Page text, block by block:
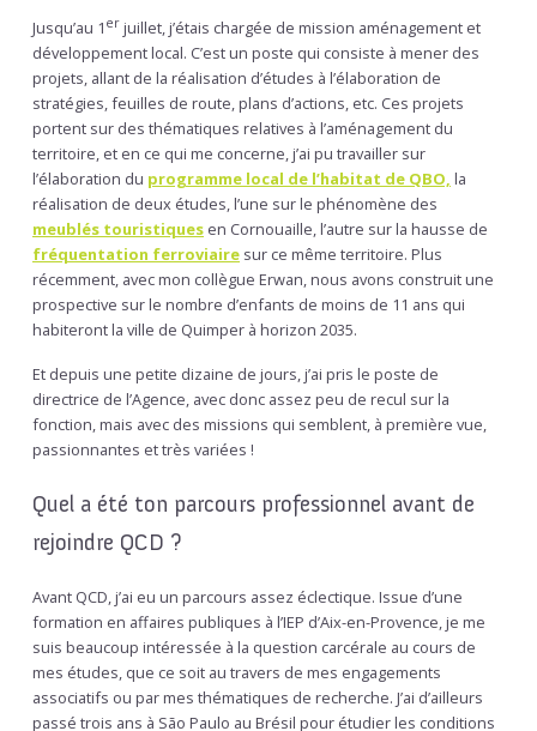
Jusqu’au 1 er juillet, j’étais chargée de mission aménagement et
développement local. C’est un poste qui consiste à mener des
projets, allant de la réalisation d’études à l’élaboration de
stratégies, feuilles de route, plans d’actions, etc. Ces projets
portent sur des thématiques relatives à l’aménagement du
territoire, et en ce qui me concerne, j’ai pu travailler sur
l’élaboration du programme local de l’habitat de QBO, la
réalisation de deux études, l’une sur le phénomène des
meublés touristiques en Cornouaille, l’autre sur la hausse de
fréquentation ferroviaire sur ce même territoire. Plus
récemment, avec mon collègue Erwan, nous avons construit une
prospective sur le nombre d’enfants de moins de 11 ans qui
habiteront la ville de Quimper à horizon 2035.
Et depuis une petite dizaine de jours, j’ai pris le poste de
directrice de l’Agence, avec donc assez peu de recul sur la
fonction, mais avec des missions qui semblent, à première vue,
passionnantes et très variées !
Quel a été ton parcours professionnel avant de
rejoindre QCD ?
Avant QCD, j’ai eu un parcours assez éclectique. Issue d’une
formation en affaires publiques à l’IEP d’Aix-en-Provence, je me
suis beaucoup intéressée à la question carcérale au cours de
mes études, que ce soit au travers de mes engagements
associatifs ou par mes thématiques de recherche. J’ai d’ailleurs
passé trois ans à São Paulo au Brésil pour étudier les conditions